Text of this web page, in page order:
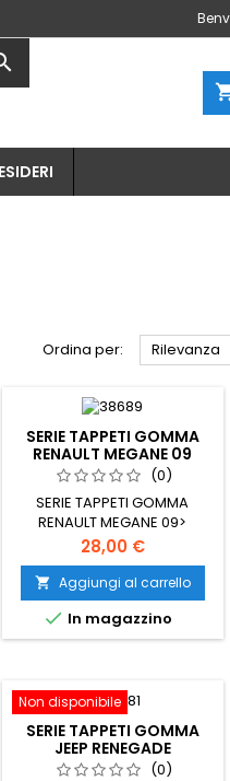
Ordina per: Rilevanza
SERIE TAPPETI GOMMA
RENAULT MEGANE 09
(0)
SERIE TAPPETI GOMMA
RENAULT MEGANE 09>
Prezzo
28,00 €
 Aggiungi al carrello
 In magazzino
Non disponibile
SERIE TAPPETI GOMMA
JEEP RENEGADE
(0)
nuova lista